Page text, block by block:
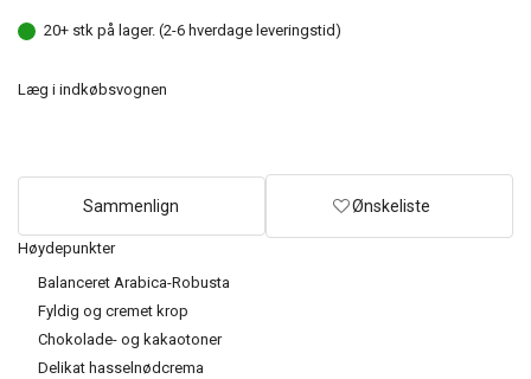
Høydepunkter
Balanceret Arabica-Robusta
Fyldig og cremet krop
Chokolade- og kakaotoner
Delikat hasselnødcrema
20+ stk på lager. (2-6 hverdage leveringstid)
Læg i indkøbsvognen
Sammenlign Ønskeliste